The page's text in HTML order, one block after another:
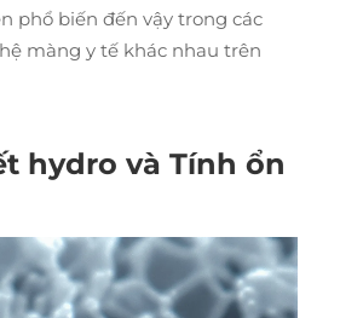
phổ biến đến vậy trong các
màng y tế khác nhau trên
hydro và Tính ổn